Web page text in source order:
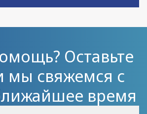
Оставьте
мы свяжемся с
время